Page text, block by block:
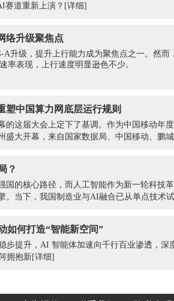
赛道重新上演？ [详细]
络升级聚焦点
A升级，提升上行能力成为聚焦点之一。然
率表现，上行速度明显逊色不少。
塑中国算力网底层运行规则
的这届大会上定下了基调。作为中国移动年
盛大开幕，来自国家数据局、中国移动、鹏
？
国的核心路径，而人工智能作为新一轮科技
。当下，我国制造业与AI融合已从单点技术
如何打造“智能新空间”
步提升，AI 智能体加速向千行百业渗透，深
拥抱新[详细]